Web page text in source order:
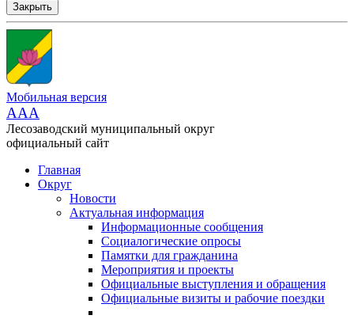
Закрыть
Мобильная версия
AAA
Лесозаводский муниципальный округ
официальный сайт
Главная
Округ
Новости
Актуальная информация
Информационные сообщения
Социалогические опросы
Памятки для гражданина
Мероприятия и проекты
Официальные выступления и обращения
Официальные визиты и рабочие поездки